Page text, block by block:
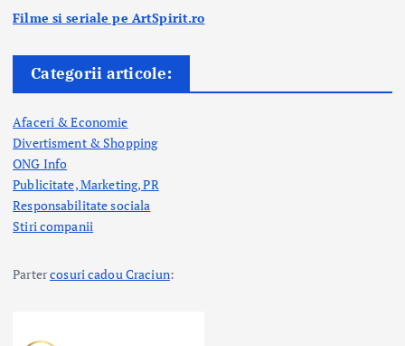
Filme si seriale pe ArtSpirit.ro
Categorii articole:
Afaceri & Economie
Divertisment & Shopping
ONG Info
Publicitate, Marketing, PR
Responsabilitate sociala
Stiri companii
Partercosuri cadou Craciun: